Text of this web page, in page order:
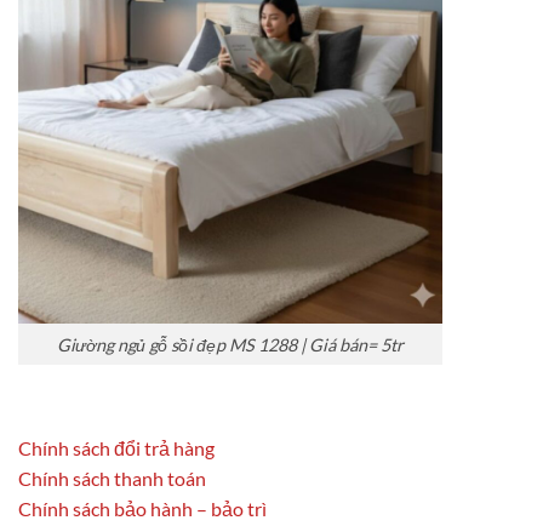
Giường ngủ gỗ sồi đẹp MS 1288 | Giá bán= 5tr
Chính sách đổi trả hàng
Chính sách thanh toán
Chính sách bảo hành – bảo trì